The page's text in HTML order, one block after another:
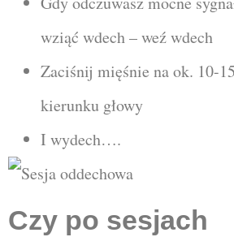
wziąć wdech – weź wdech
Zaciśnij mięśnie na ok. 10-
kierunku głowy
I wydech….
Czy po sesjach